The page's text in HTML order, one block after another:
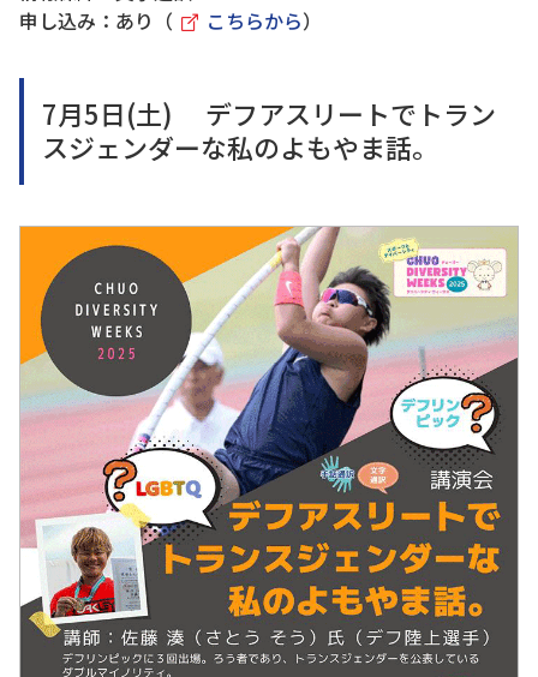
申し込み：あり（
こちらから）
7月5日(土) デフアスリートでトラン
スジェンダーな私のよもやま話。